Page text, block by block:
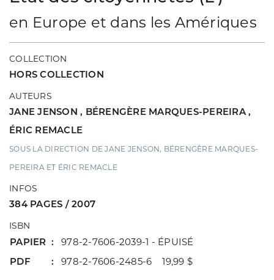
en Europe et dans les Amériques
COLLECTION
HORS COLLECTION
AUTEURS
JANE JENSON , BÉRENGÈRE MARQUES-PEREIRA,
ÉRIC REMACLE
SOUS LA DIRECTION DE JANE JENSON, BÉRENGÈRE MARQUES-
PEREIRA ET ÉRIC REMACLE
INFOS
384 PAGES / 2007
ISBN
PAPIER
978-2-7606-2039-1 - ÉPUISÉ
PDF
978-2-7606-2485-6 19,99 $